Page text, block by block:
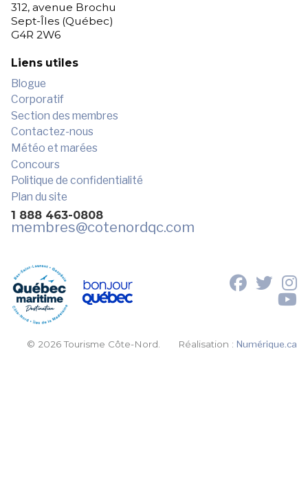
312, avenue Brochu
Sept-Îles (Québec)
G4R 2W6
Liens utiles
Blogue
Corporatif
Section des membres
Contactez-nous
Météo et marées
Concours
Politique de confidentialité
Plan du site
1 888 463-0808
membres@cotenordqc.com
© 2026 Tourisme Côte-Nord. Réalisation :Numérique.ca